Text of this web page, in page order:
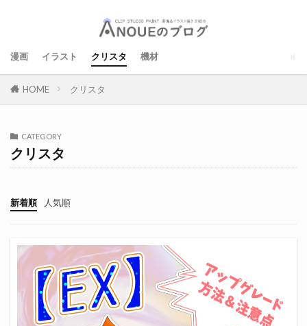
漫画 イラスト クリスタ 機材
HOME クリスタ
CATEGORY
クリスタ
新着順 人気順